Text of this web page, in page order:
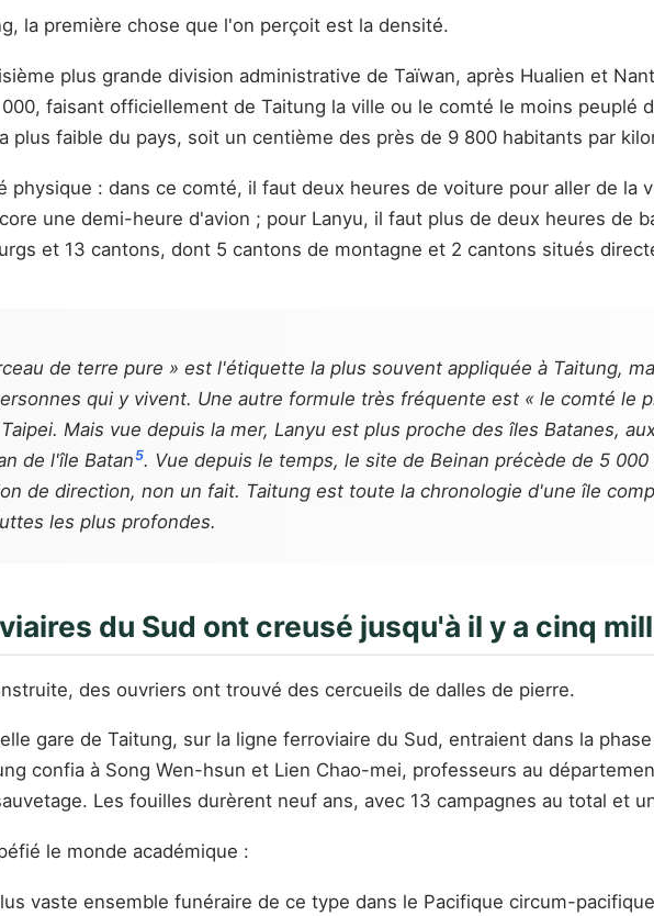
la première chose que l'on perçoit est la densité.
plus grande division administrative de Taïwan, après Hualien et
faisant officiellement de Taitung la ville ou le comté le moins peuplé
plus faible du pays, soit un centième des près de 9 800 habitants par
: dans ce comté, il faut deux heures de voiture pour aller de la
une demi-heure d'avion ; pour Lanyu, il faut plus de deux heures de
et 13 cantons, dont 5 cantons de montagne et 2 cantons situés
de terre pure » est l'étiquette la plus souvent appliquée à Taitung,
qui y vivent. Une autre formule très fréquente est « le comté le
Mais vue depuis la mer, Lanyu est plus proche des îles Batanes,
de l'île Batan5. Vue depuis le temps, le site de Beinan précède de 5
de direction, non un fait. Taitung est toute la chronologie d'une île
les plus profondes.
du Sud ont creusé jusqu'à il y a cinq
des ouvriers ont trouvé des cercueils de dalles de pierre.
gare de Taitung, sur la ligne ferroviaire du Sud, entraient dans la
confia à Song Wen-hsun et Lien Chao-mei, professeurs au
Les fouilles durèrent neuf ans, avec 13 campagnes au total et
le monde académique :
vaste ensemble funéraire de ce type dans le Pacifique circum-